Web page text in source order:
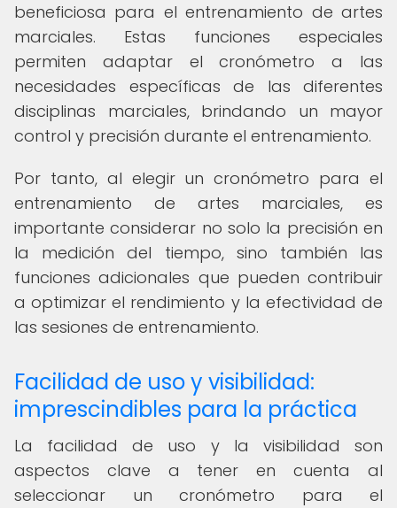
beneficiosa para el entrenamiento de artes
marciales. Estas funciones especiales
permiten adaptar el cronómetro a las
necesidades específicas de las diferentes
disciplinas marciales, brindando un mayor
control y precisión durante el entrenamiento.
Por tanto, al elegir un cronómetro para el
entrenamiento de artes marciales, es
importante considerar no solo la precisión en
la medición del tiempo, sino también las
funciones adicionales que pueden contribuir
a optimizar el rendimiento y la efectividad de
las sesiones de entrenamiento.
Facilidad de uso y visibilidad:
imprescindibles para la práctica
La facilidad de uso y la visibilidad son
aspectos clave a tener en cuenta al
seleccionar un cronómetro para el